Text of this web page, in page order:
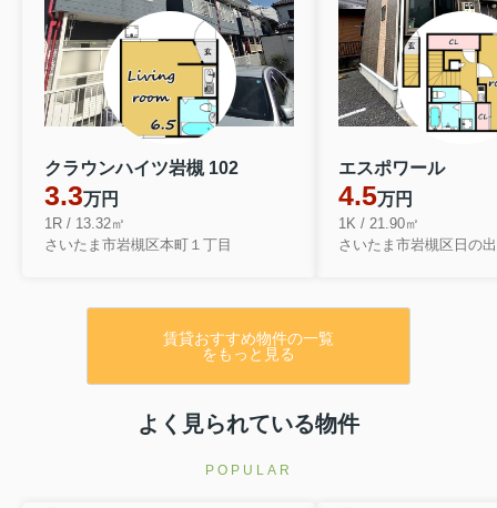
クラウンハイツ岩槻 102
3.3万円
1R / 13.32㎡
さいたま市岩槻区本町１丁目
エスポワール
4.5万円
1K / 21.90㎡
さいたま市岩槻区日の
賃貸おすすめ物件の一覧
をもっと見る
よく見られている物件
POPULAR